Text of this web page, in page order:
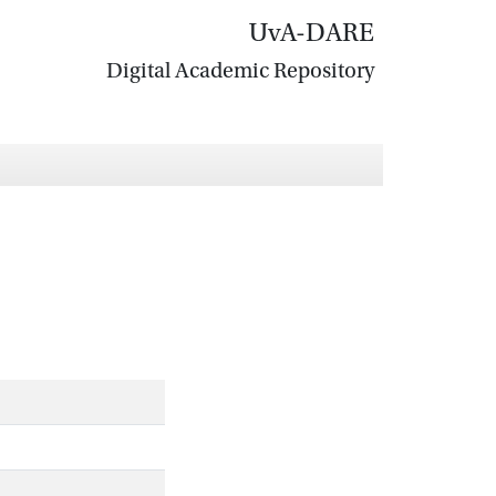
UvA-DARE
Digital Academic Repository